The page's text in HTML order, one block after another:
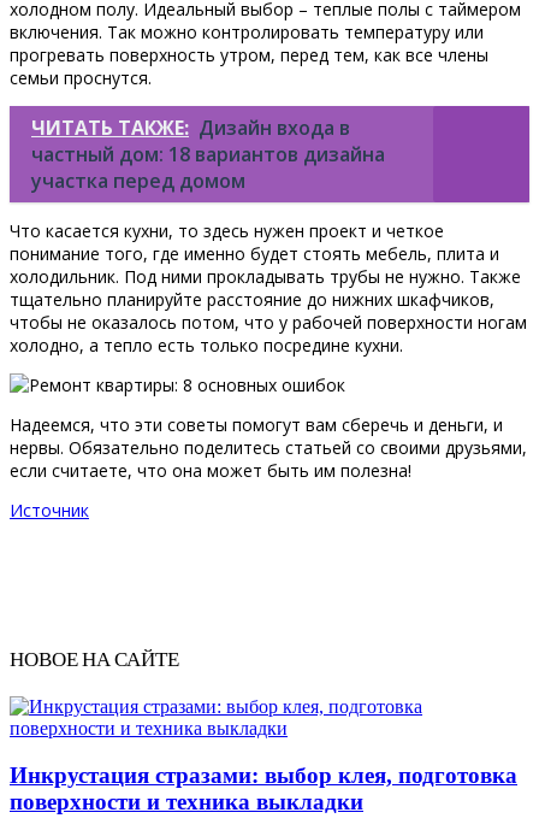
холодном полу. Идеальный выбор – теплые полы с таймером
включения. Так можно контролировать температуру или
прогревать поверхность утром, перед тем, как все члены
семьи проснутся.
ЧИТАТЬ ТАКЖЕ: Дизайн входа в
частный дом: 18 вариантов дизайна
участка перед домом
Что касается кухни, то здесь нужен проект и четкое
понимание того, где именно будет стоять мебель, плита и
холодильник. Под ними прокладывать трубы не нужно. Также
тщательно планируйте расстояние до нижних шкафчиков,
чтобы не оказалось потом, что у рабочей поверхности ногам
холодно, а тепло есть только посредине кухни.
Надеемся, что эти советы помогут вам сберечь и деньги, и
нервы. Обязательно поделитесь статьей со своими друзьями,
если считаете, что она может быть им полезна!
Источник
НОВОЕ НА САЙТЕ
Инкрустация стразами: выбор клея, подготовка
поверхности и техника выкладки